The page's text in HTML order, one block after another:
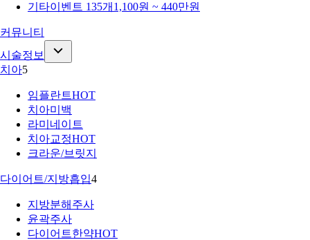
기타이벤트 135개 1,100원 ~ 440만원
커뮤니티
시술정보
치아5
임플란트HOT
치아미백
라미네이트
치아교정HOT
크라운/브릿지
다이어트/지방흡입4
지방분해주사
윤곽주사
다이어트한약HOT